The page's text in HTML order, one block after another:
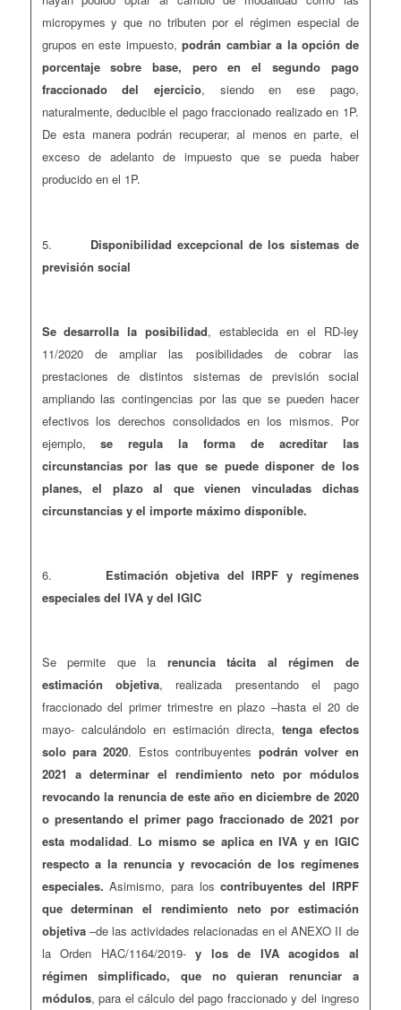
micropymes y que no tributen por el régimen especial de
grupos en este impuesto,podrán cambiar a la opción de
porcentaje sobre base, pero en el segundo pago
fraccionado del ejercicio, siendo en ese pago,
naturalmente, deducible el pago fraccionado realizado en 1P.
De esta manera podrán recuperar, al menos en parte, el
exceso de adelanto de impuesto que se pueda haber
producido en el 1P.
5. Disponibilidad excepcional de los sistemas de
previsión social
Se desarrolla la posibilidad, establecida en el RD-ley
11/2020 de ampliar las posibilidades de cobrar las
prestaciones de distintos sistemas de previsión social
ampliando las contingencias por las que se pueden hacer
efectivos los derechos consolidados en los mismos. Por
ejemplo,se regula la forma de acreditar las
circunstancias por las que se puede disponer de los
planes, el plazo al que vienen vinculadas dichas
circunstancias y el importe máximo disponible.
6. Estimación objetiva del IRPF y regímenes
especiales del IVA y del IGIC
Se permite que la renuncia tácita al régimen de
estimación objetiva, realizada presentando el pago
fraccionado del primer trimestre en plazo –hasta el 20 de
mayo- calculándolo en estimación directa, tenga efectos
solo para 2020. Estos contribuyentes podrán volver en
2021 a determinar el rendimiento neto por módulos
revocando la renuncia de este año en diciembre de 2020
o presentando el primer pago fraccionado de 2021 por
esta modalidad. Lo mismo se aplica en IVA y en IGIC
respecto a la renuncia y revocación de los regímenes
especiales. Asimismo, para loscontribuyentes del IRPF
que determinan el rendimiento neto por estimación
objetiva–de las actividades relacionadas en el ANEXO II de
la Orden HAC/1164/2019-y los de IVA acogidos al
régimen simplificado, que no quieran renunciar a
módulos, para el cálculo del pago fraccionado y del ingreso